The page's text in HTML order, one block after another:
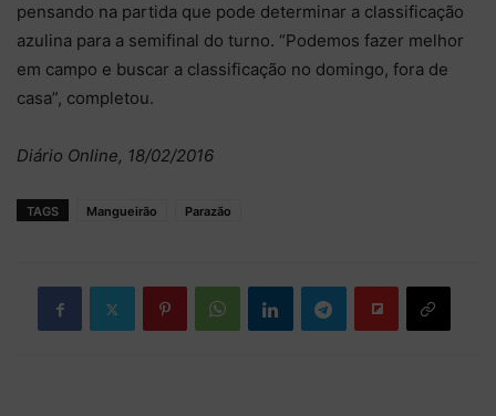
pensando na partida que pode determinar a classificação
azulina para a semifinal do turno. “Podemos fazer melhor
em campo e buscar a classificação no domingo, fora de
casa”, completou.
Diário Online, 18/02/2016
TAGS Mangueirão Parazão